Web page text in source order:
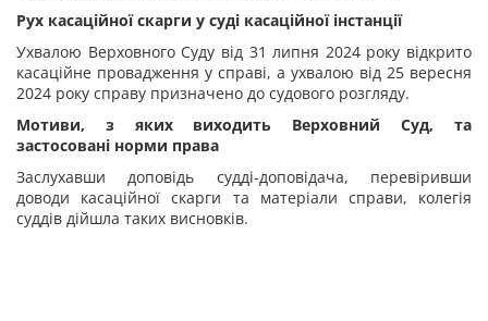
Рух касаційної скарги у суді касаційної інстанції
Ухвалою Верховного Суду від 31 липня 2024 року відкрито
касаційне провадження у справі, а ухвалою від 25 вересня
2024 року справу призначено до судового розгляду.
Мотиви, з яких виходить Верховний Суд, та
застосовані норми права
Заслухавши доповідь судді-доповідача, перевіривши
доводи касаційної скарги та матеріали справи, колегія
суддів дійшла таких висновків.